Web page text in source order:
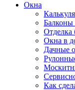
Окна
Отделка
Окна в
Дачные
Как